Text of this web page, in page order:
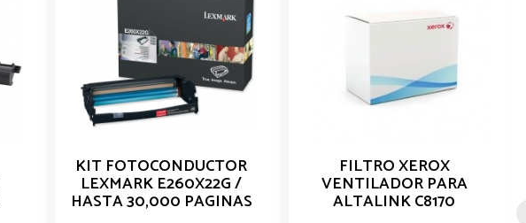
KIT FOTOCONDUCTOR
LEXMARK E260X22G /
HASTA 30,000 PAGINAS
FILTRO XEROX
VENTILADOR PARA
ALTALINK C8170